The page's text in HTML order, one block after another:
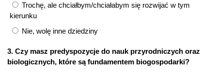
Trochę, ale chciałbym/chciałabym się rozwijać w tym
kierunku
Nie, wolę inne dziedziny
3. Czy masz predyspozycje do nauk przyrodniczych oraz
biologicznych, które są fundamentem biogospodarki?